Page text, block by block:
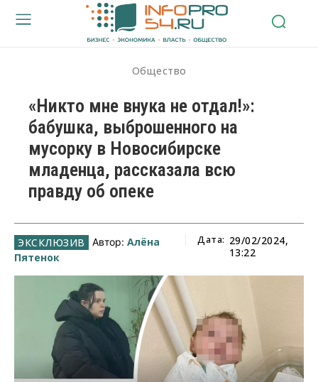
Общество
«Никто мне внука не отдал!»:
бабушка, выброшенного на
мусорку в Новосибирске
младенца, рассказала всю
правду об опеке
Автор: Алёна
Пятенок
Дата: 29/02/2024,
13:22